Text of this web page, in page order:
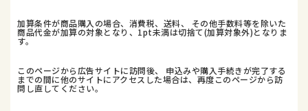
加算条件が商品購入の場合、消費税、送料、 その他手数料等を除いた
商品代金が加算の対象となり、1pt未満は切捨て(加算対象外)となりま
す。
このページから広告サイトに訪問後、 申込みや購入手続きが完了する
までの間に他のサイトにアクセスした場合は、再度このページから訪
問し直してください。